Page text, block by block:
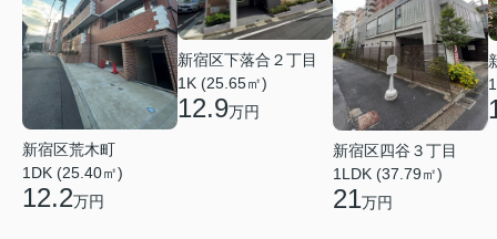
新宿区荒木町
1DK (25.40㎡)
12.2万円
新宿区下落合２丁目
1K (25.65㎡)
12.9万円
新宿区四谷３丁目
1LDK (37.79㎡)
21万円